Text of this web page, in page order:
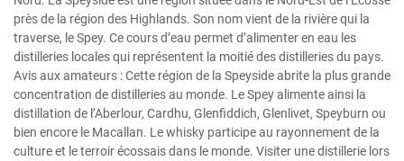
près de la région des Highlands. Son nom vient de la rivière qui la
traverse, le Spey. Ce cours d’eau permet d’alimenter en eau les
distilleries locales qui représentent la moitié des distilleries du pays.
Avis aux amateurs : Cette région de la Speyside abrite la plus grande
concentration de distilleries au monde. Le Spey alimente ainsi la
distillation de l’Aberlour, Cardhu, Glenfiddich, Glenlivet, Speyburn ou
bien encore le Macallan. Le whisky participe au rayonnement de la
culture et le terroir écossais dans le monde. Visiter une distillerie lors